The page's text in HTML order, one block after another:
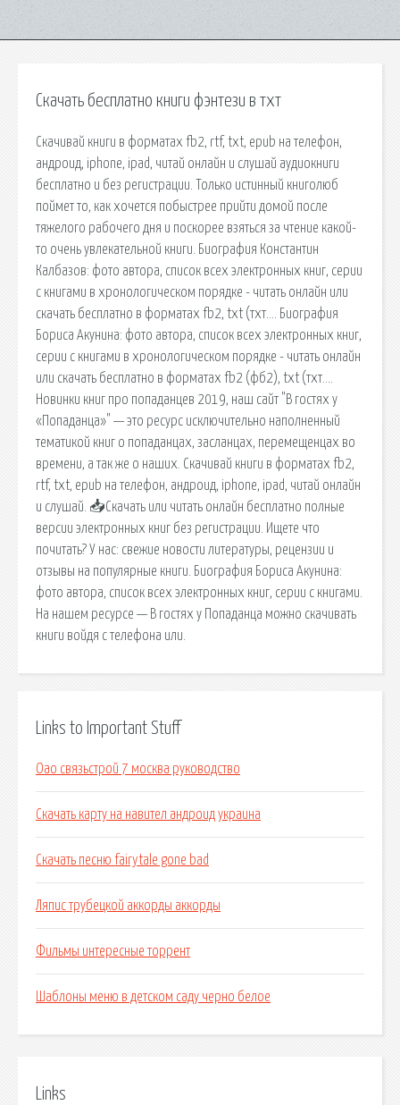
Скачать бесплатно книги фэнтези в тхт
Скачивай книги в форматах fb2, rtf, txt, epub на телефон,
андроид, iphone, ipad, читай онлайн и слушай аудиокниги
бесплатно и без регистрации. Только истинный книголюб
поймет то, как хочется побыстрее прийти домой после
тяжелого рабочего дня и поскорее взяться за чтение какой-
то очень увлекательной книги. Биография Константин
Калбазов: фото автора, список всех электронных книг, серии
с книгами в хронологическом порядке - читать онлайн или
скачать бесплатно в форматах fb2, txt (тхт…. Биография
Бориса Акунина: фото автора, список всех электронных книг,
серии с книгами в хронологическом порядке - читать онлайн
или скачать бесплатно в форматах fb2 (фб2), txt (тхт….
Новинки книг про попаданцев 2019, наш сайт "В гостях у
«Попаданца»" — это ресурс исключительно наполненный
тематикой книг о попаданцах, засланцах, перемещенцах во
времени, а так же о наших. Скачивай книги в форматах fb2,
rtf, txt, epub на телефон, андроид, iphone, ipad, читай онлайн
и слушай. 📥Скачать или читать онлайн бесплатно полные
версии электронных книг без регистрации. Ищете что
почитать? У нас: свежие новости литературы, рецензии и
отзывы на популярные книги. Биография Бориса Акунина:
фото автора, список всех электронных книг, серии с книгами.
На нашем ресурсе — В гостях у Попаданца можно скачивать
книги войдя с телефона или.
Links to Important Stuff
Оао связьстрой 7 москва руководство
Скачать карту на навител андроид украина
Скачать песню fairytale gone bad
Ляпис трубецкой аккорды аккорды
Фильмы интересные торрент
Шаблоны меню в детском саду черно белое
Links